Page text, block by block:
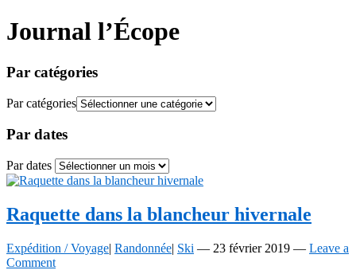
Journal l’Écope
Par catégories
Par catégories
Par dates
Par dates
Raquette dans la blancheur hivernale
Expédition / Voyage| Randonnée| Ski — 23 février 2019 — Leave a
Comment